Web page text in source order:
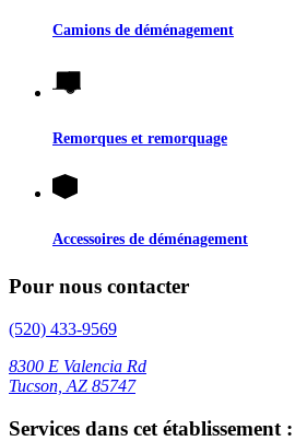
Camions de déménagement
Remorques et remorquage
Accessoires de déménagement
Pour nous contacter
(520) 433-9569
8300 E Valencia Rd
Tucson, AZ 85747
Services dans cet établissement :